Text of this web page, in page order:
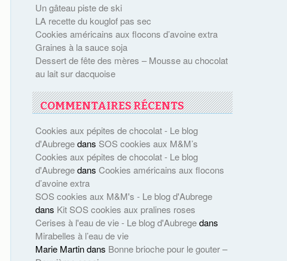
Un gâteau piste de ski
LA recette du kouglof pas sec
Cookies américains aux flocons d’avoine extra
Graines à la sauce soja
Dessert de fête des mères – Mousse au chocolat
au lait sur dacquoise
COMMENTAIRES RÉCENTS
Cookies aux pépites de chocolat - Le blog
d'Aubregedans SOS cookies aux M&M’s
Cookies aux pépites de chocolat - Le blog
d'Aubregedans Cookies américains aux flocons
d’avoine extra
SOS cookies aux M&M's - Le blog d'Aubrege
dans Kit SOS cookies aux pralines roses
Cerises à l'eau de vie - Le blog d'Aubregedans
Mirabelles à l’eau de vie
Marie Martindans Bonne brioche pour le gouter –